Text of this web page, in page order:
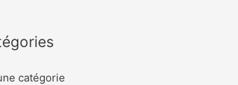
catégorie